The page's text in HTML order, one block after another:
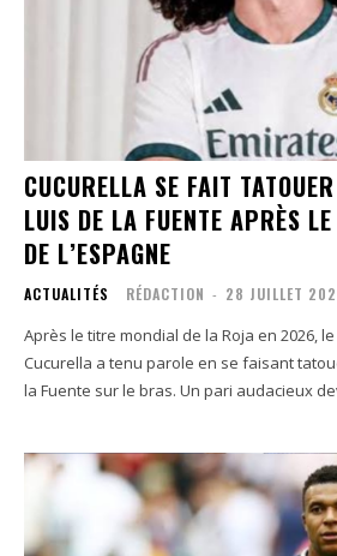
CUCURELLA SE FAIT
LUIS DE LA FUENTE APRÈS
DE L’ESPAGNE
ACTUALITÉS RÉDACTION - 28 JUILLET
Après le titre mondial de la Roja en 2026,
Cucurella a tenu parole en se faisant
la Fuente sur le bras. Un pari audacieux